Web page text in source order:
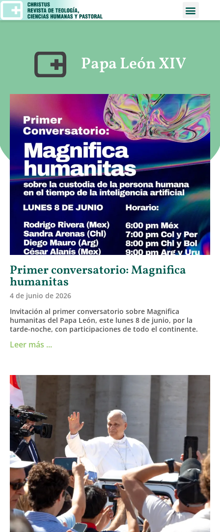
Papa León XIV
Primer conversatorio: Magnifica
humanitas
4 de junio de 2026
Invitación al primer conversatorio sobre Magnifica
humanitas del Papa León, este lunes 8 de junio, por la
tarde-noche, con participaciones de todo el continente.
Leer más ...